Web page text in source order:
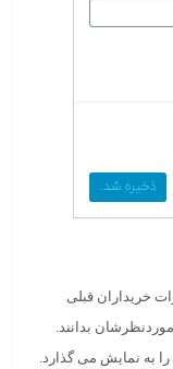
خریداران قبلی
بدانند.
به نمایش می گذارد.